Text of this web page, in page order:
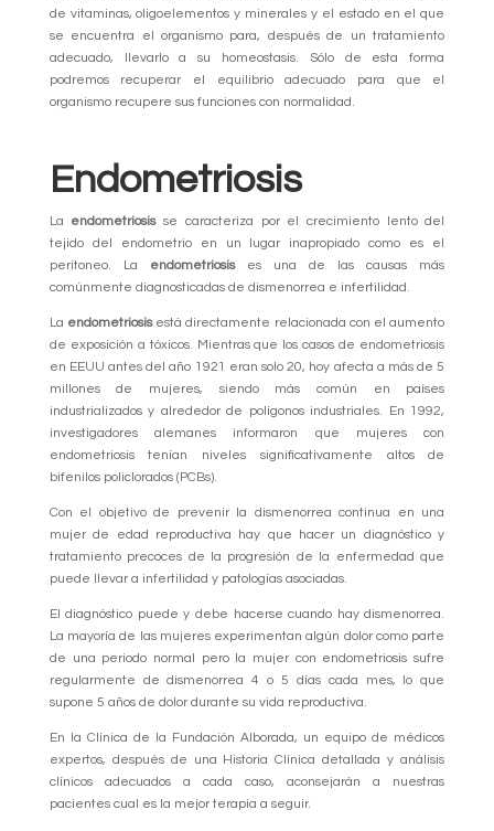
de vitaminas, oligoelementos y minerales y el estado en el que
se encuentra el organismo para, después de un tratamiento
adecuado, llevarlo a su homeostasis. Sólo de esta forma
podremos recuperar el equilibrio adecuado para que el
organismo recupere sus funciones con normalidad.
Endometriosis
La endometriosisse caracteriza por el crecimiento lento del
tejido del endometrio en un lugar inapropiado como es el
peritoneo. La endometriosises una de las causas más
comúnmente diagnosticadas de dismenorrea e infertilidad.
La endometriosisestá directamente relacionada con el aumento
de exposición a tóxicos. Mientras que los casos de endometriosis
en EEUU antes del año 1921 eran solo 20, hoy afecta a más de 5
millones de mujeres, siendo más común en países
industrializados y alrededor de polígonos industriales. En 1992,
investigadores alemanes informaron que mujeres con
endometriosis tenían niveles significativamente altos de
bifenilos policlorados (PCBs).
Con el objetivo de prevenir la dismenorrea continua en una
mujer de edad reproductiva hay que hacer un diagnóstico y
tratamiento precoces de la progresión de la enfermedad que
puede llevar a infertilidad y patologías asociadas.
El diagnóstico puede y debe hacerse cuando hay dismenorrea.
La mayoría de las mujeres experimentan algún dolor como parte
de una periodo normal pero la mujer con endometriosis sufre
regularmente de dismenorrea 4 o 5 días cada mes, lo que
supone 5 años de dolor durante su vida reproductiva.
En la Clínica de la Fundación Alborada, un equipo de médicos
expertos, después de una Historia Clínica detallada y análisis
clínicos adecuados a cada caso, aconsejarán a nuestras
pacientes cual es la mejor terapia a seguir.